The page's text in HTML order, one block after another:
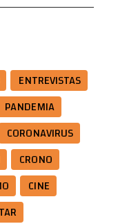
ENTREVISTAS
PANDEMIA
CORONAVIRUS
CRONO
CINE